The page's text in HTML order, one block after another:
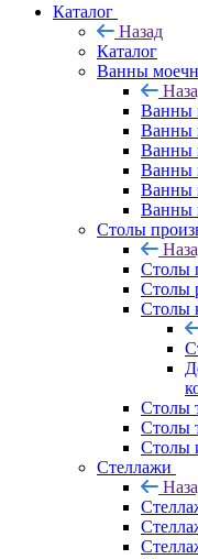
Каталог
Назад
Каталог
Ванны
Ванны
Ванны
Ванны
Ванны
Ванны
Ванны
Столы
Столы
Столы
Столы
Столы
Столы
Столы
Стеллажи